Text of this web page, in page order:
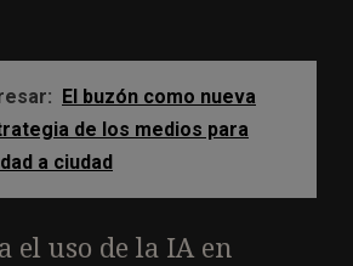
El buzón como nueva
de los medios para
a ciudad
el uso de la IA en